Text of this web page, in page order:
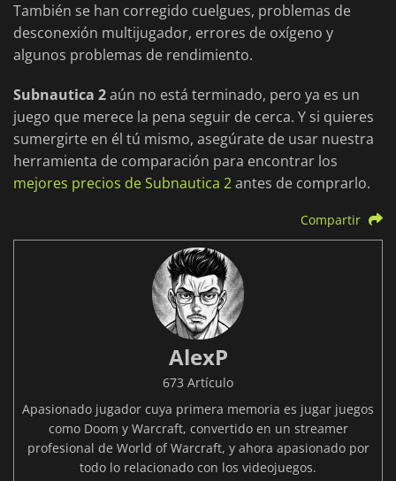
También se han corregido cuelgues, problemas de
desconexión multijugador, errores de oxígeno y
algunos problemas de rendimiento.
Subnautica 2aún no está terminado, pero ya es un
juego que merece la pena seguir de cerca. Y si quieres
sumergirte en él tú mismo, asegúrate de usar nuestra
herramienta de comparación para encontrar los
mejores precios de Subnautica 2antes de comprarlo.
Compartir
AlexP
673 Artículo
Apasionado jugador cuya primera memoria es jugar juegos
como Doom y Warcraft, convertido en un streamer
profesional de World of Warcraft, y ahora apasionado por
todo lo relacionado con los videojuegos.